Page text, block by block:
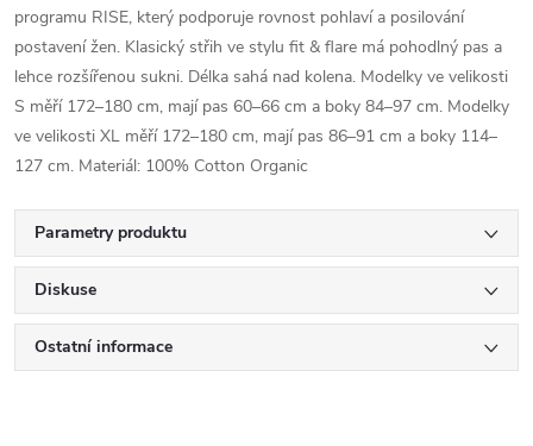
programu RISE, který podporuje rovnost pohlaví a posilování
postavení žen. Klasický střih ve stylu fit & flare má pohodlný pas a
lehce rozšířenou sukni. Délka sahá nad kolena. Modelky ve velikosti
S měří 172–180 cm, mají pas 60–66 cm a boky 84–97 cm. Modelky
ve velikosti XL měří 172–180 cm, mají pas 86–91 cm a boky 114–
127 cm. Materiál: 100% Cotton Organic
Parametry produktu
Diskuse
Ostatní informace